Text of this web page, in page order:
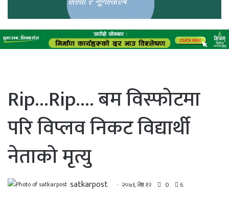
Rip…Rip…. बम विस्फोटमा
परि विप्लव निकट विद्यार्थी
नेताको मृत्यु
satkarpost २०७६ जेष्ठ १२ 0 6